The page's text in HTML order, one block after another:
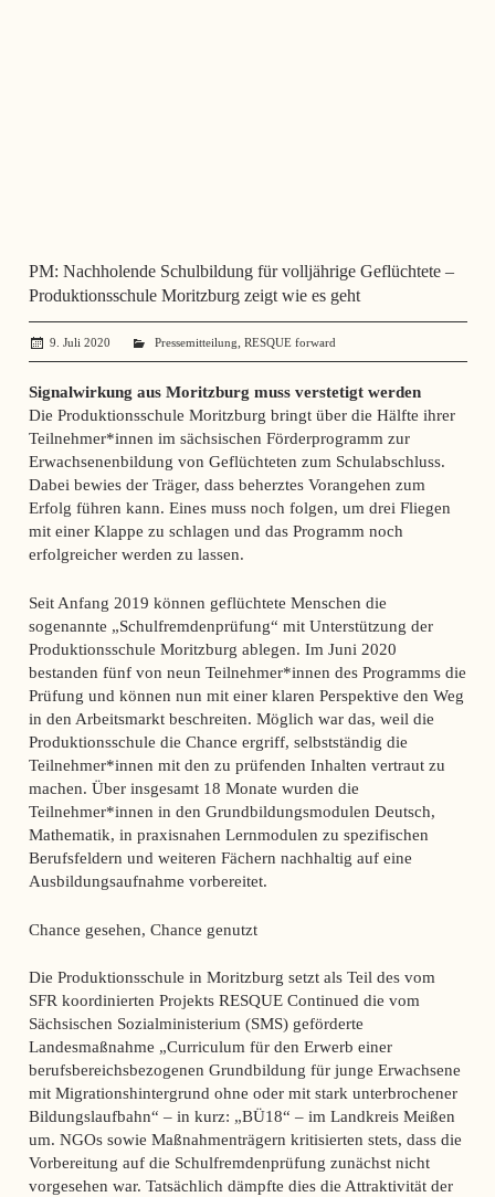
PM: Nachholende Schulbildung für volljährige Geflüchtete –
Produktionsschule Moritzburg zeigt wie es geht
9. Juli 2020 administrator
Pressemitteilung RESQUE forward
Signalwirkung aus Moritzburg muss verstetigt werden
Die Produktionsschule Moritzburg bringt über die Hälfte ihrer
Teilnehmer*innen im sächsischen Förderprogramm zur
Erwachsenenbildung von Geflüchteten zum Schulabschluss.
Dabei bewies der Träger, dass beherztes Vorangehen zum
Erfolg führen kann. Eines muss noch folgen, um drei Fliegen
mit einer Klappe zu schlagen und das Programm noch
erfolgreicher werden zu lassen.
Seit Anfang 2019 können geflüchtete Menschen die
sogenannte „Schulfremdenprüfung“ mit Unterstützung der
Produktionsschule Moritzburg ablegen. Im Juni 2020
bestanden fünf von neun Teilnehmer*innen des Programms die
Prüfung und können nun mit einer klaren Perspektive den Weg
in den Arbeitsmarkt beschreiten. Möglich war das, weil die
Produktionsschule die Chance ergriff, selbstständig die
Teilnehmer*innen mit den zu prüfenden Inhalten vertraut zu
machen. Über insgesamt 18 Monate wurden die
Teilnehmer*innen in den Grundbildungsmodulen Deutsch,
Mathematik, in praxisnahen Lernmodulen zu spezifischen
Berufsfeldern und weiteren Fächern nachhaltig auf eine
Ausbildungsaufnahme vorbereitet.
Chance gesehen, Chance genutzt
Die Produktionsschule in Moritzburg setzt als Teil des vom
SFR koordinierten Projekts RESQUE Continued die vom
Sächsischen Sozialministerium (SMS) geförderte
Landesmaßnahme „Curriculum für den Erwerb einer
berufsbereichsbezogenen Grundbildung für junge Erwachsene
mit Migrationshintergrund ohne oder mit stark unterbrochener
Bildungslaufbahn“ – in kurz: „BÜ18“ – im Landkreis Meißen
um. NGOs sowie Maßnahmenträgern kritisierten stets, dass die
Vorbereitung auf die Schulfremdenprüfung zunächst nicht
vorgesehen war. Tatsächlich dämpfte dies die Attraktivität der